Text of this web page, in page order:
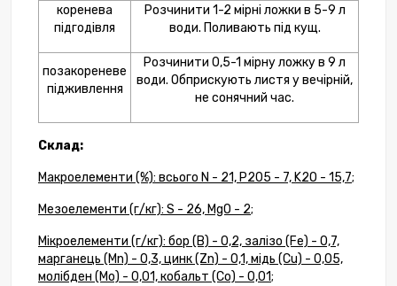
коренева
підгодівля
Розчинити 1-2 мірні ложки в 5-9 л
води. Поливають під кущ.
позакореневе
підживлення
Розчинити 0,5-1 мірну ложку в 9 л
води. Обприскують листя у вечірній,
не сонячний час.
Склад:
Макроелементи (%): всього N - 21, P205 - 7, K2O - 15,7;
Мезоелементи (г/кг): S - 26, MgO - 2;
Мікроелементи (г/кг): бор (В) - 0,2, залізо (Fe) - 0,7,
марганець (Mn) - 0,3, цинк (Zn) - 0,1, мідь (Cu) - 0,05,
молібден (Mo) - 0,01, кобальт (Co) - 0,01;